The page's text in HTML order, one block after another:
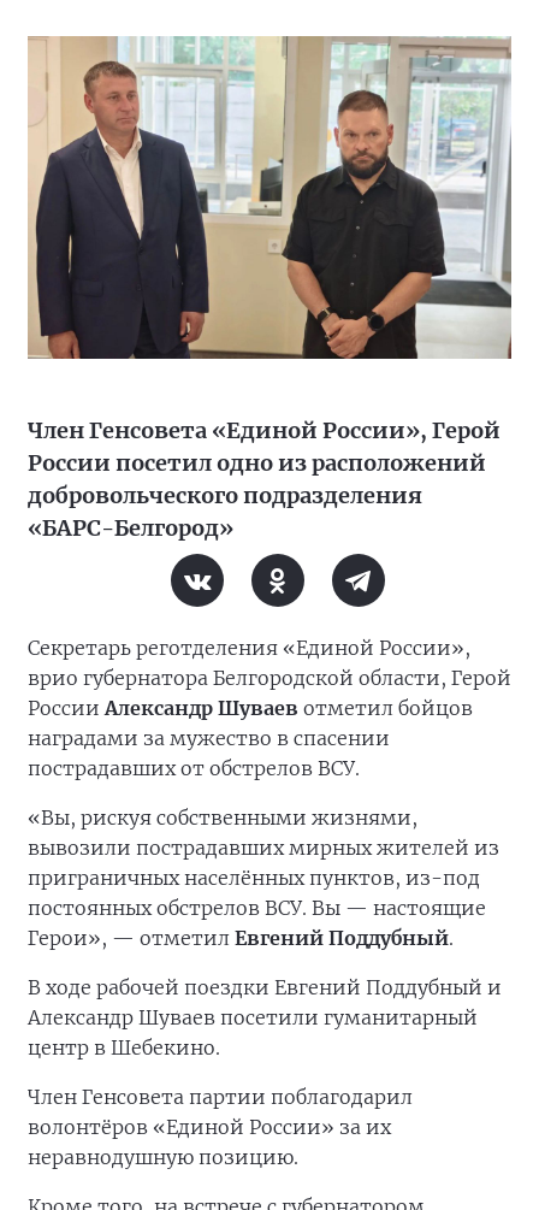
Член Генсовета «Единой России», Герой
России посетил одно из расположений
добровольческого подразделения
«БАРС-Белгород»
Секретарь реготделения «Единой России»,
врио губернатора Белгородской области, Герой
России Александр Шуваев отметил бойцов
наградами за мужество в спасении
пострадавших от обстрелов ВСУ.
«Вы, рискуя собственными жизнями,
вывозили пострадавших мирных жителей из
приграничных населённых пунктов, из-под
постоянных обстрелов ВСУ. Вы — настоящие
Герои», — отметил Евгений Поддубный.
В ходе рабочей поездки Евгений Поддубный и
Александр Шуваев посетили гуманитарный
центр в Шебекино.
Член Генсовета партии поблагодарил
волонтёров «Единой России» за их
неравнодушную позицию.